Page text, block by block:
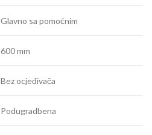
Glavno sa pomoćnim
600 mm
Bez ocjeđivača
Podugradbena